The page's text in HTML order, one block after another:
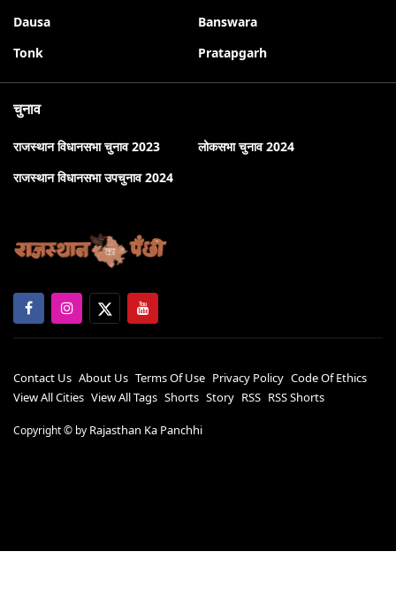
Dausa
Banswara
Tonk
Pratapgarh
चुनाव
राजस्थान विधानसभा चुनाव 2023
लोकसभा चुनाव 2024
राजस्थान विधानसभा उपचुनाव 2024
Contact Us About Us Terms Of Use Privacy Policy Code Of Ethics
View All Cities View All Tags Shorts Story RSS RSS Shorts
Copyright © by Rajasthan Ka Panchhi